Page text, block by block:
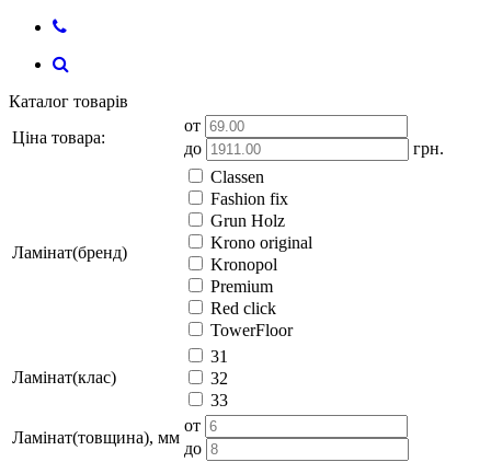
Каталог товарів
Ціна товара:
от
до
грн.
Ламінат(бренд)
Classen
Fashion fix
Grun Holz
Krono original
Kronopol
Premium
Red click
TowerFloor
Ламінат(клас)
31
32
33
Ламінат(товщина), мм
от
до